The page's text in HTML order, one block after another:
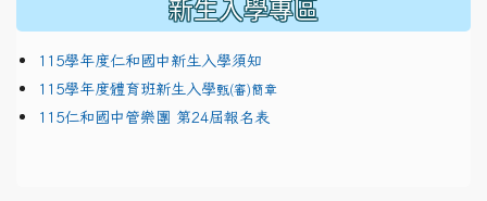
新生入學專區
115學年度仁和國中新生入學須知
115學年度體育班新生入學甄(審)簡章
115仁和國中管樂團 第24屆報名表